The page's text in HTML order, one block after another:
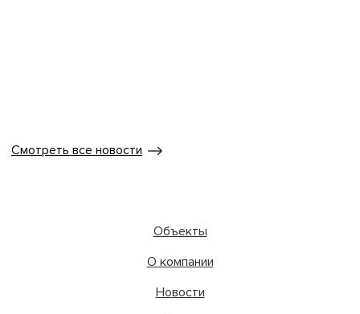
Смотреть все новости
Объекты
О компании
Новости